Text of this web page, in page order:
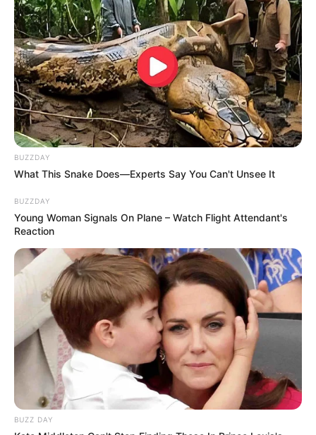
6ème: 5 IGUSKI SAUTONNE
7ème: 3 KEEP GOING
Les regrets ou en cas de non-partant : 12 HOKKAIDO JIEL
et/ou 16 BORUPS VICTORY
Les Pronos Spot Fonctionnent à nouveau!
Une quarantaine de
PMU à consulter ici!
BUZZDAY
What This Snake Does—Experts Say You Can't Unsee It
BUZZDAY
Young Woman Signals On Plane – Watch Flight Attendant's
Reaction
BUZZ DAY